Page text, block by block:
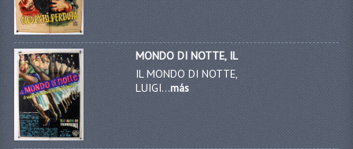
MONDO DI NOTTE, IL
IL MONDO DI NOTTE,
LUIGI...más